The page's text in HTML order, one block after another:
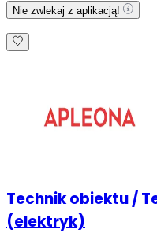
Nie zwlekaj z aplikacją!
Technik obiektu /
(elektryk)